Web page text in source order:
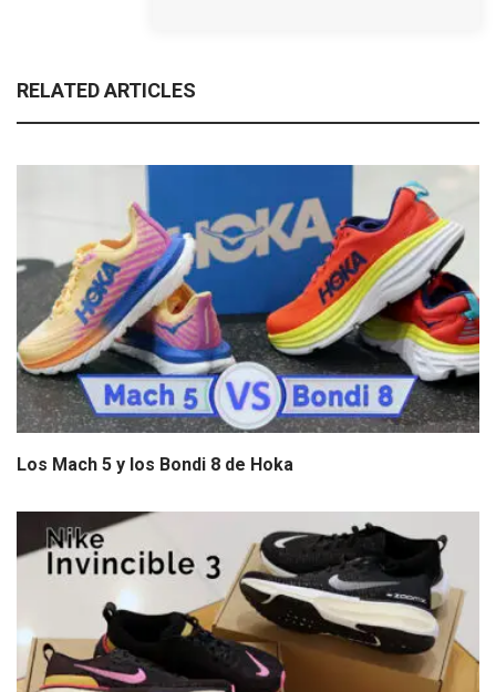
RELATED ARTICLES
Los Mach 5 y los Bondi 8 de Hoka